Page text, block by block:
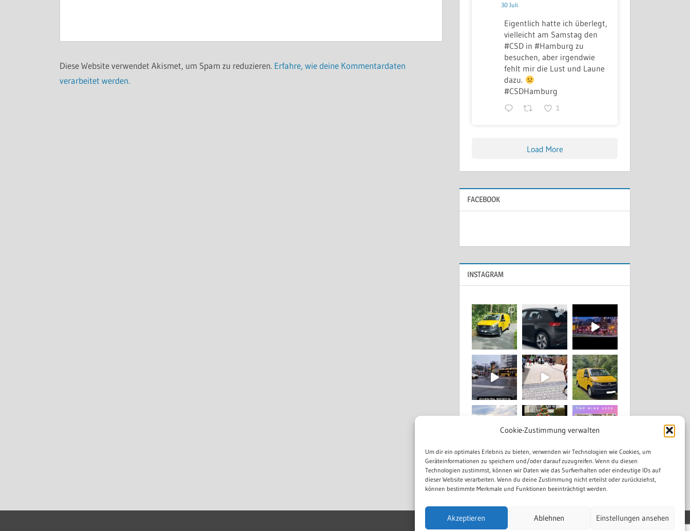
Cookie-Zustimmung verwalten
Um dir ein optimales Erlebnis zu bieten, verwenden wir Technologien wie Cookies, um
Geräteinformationen zu speichern und/oder darauf zuzugreifen. Wenn du diesen
Technologien zustimmst, können wir Daten wie das Surfverhalten oder eindeutige IDs auf
dieser Website verarbeiten. Wenn du deine Zustimmung nicht erteilst oder zurückziehst,
können bestimmte Merkmale und Funktionen beeinträchtigt werden.
Akzeptieren Ablehnen Einstellungen ansehen
Diese Website verwendet Akismet, um Spam zu reduzieren. Erfahre, wie deine Kommentardaten
verarbeitet werden.
30 Juli
Eigentlich hatte ich überlegt,
vielleicht am Samstag den
#CSD in #Hamburg zu
besuchen, aber irgendwie
fehlt mir die Lust und Laune
dazu.
#CSDHamburg
1
Load More
FACEBOOK
INSTAGRAM
Mehr laden... Auf Instagram folgen